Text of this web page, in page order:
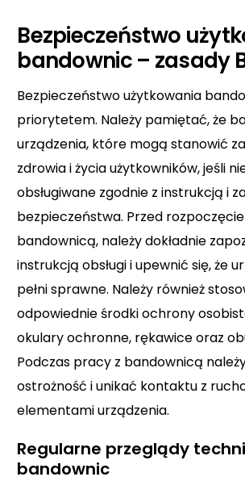
Bezpieczeństwo
bandownic – zasady
Bezpieczeństwo użytkowania
priorytetem. Należy pamiętać, że
urządzenia, które mogą stanowić
zdrowia i życia użytkowników, jeśli
obsługiwane zgodnie z instrukcją i
bezpieczeństwa. Przed
bandownicą, należy dokładnie
instrukcją obsługi i upewnić się, że
pełni sprawne. Należy również
odpowiednie środki ochrony
okulary ochronne, rękawice oraz
Podczas pracy z bandownicą
ostrożność i unikać kontaktu z
elementami urządzenia.
Regularne przeglądy
bandownic